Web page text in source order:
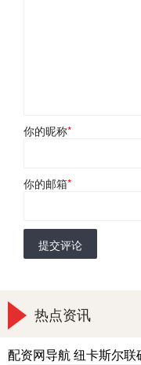
你的昵称*
你的邮箱*
提交评论
热点资讯
配资网导航 纽卡斯尔联